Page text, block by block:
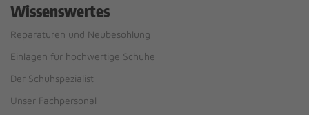
Wissenswertes
Reparaturen und Neubesohlung
Einlagen für hochwertige Schuhe
Der Schuhspezialist
Unser Fachpersonal